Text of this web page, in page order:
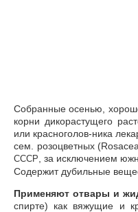
Собранные осенью,
корни дикорастущего
или красноголов-ника
сем. розоцветных
СССР
, за исключением
Содержит дубильные
Применяют отвары и
спирте) как вяжущие и